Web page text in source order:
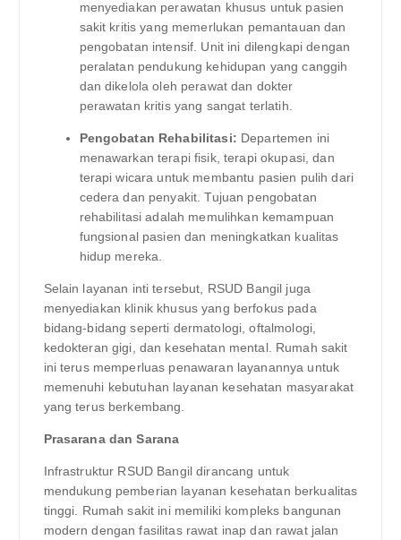
menyediakan perawatan khusus untuk pasien
sakit kritis yang memerlukan pemantauan dan
pengobatan intensif. Unit ini dilengkapi dengan
peralatan pendukung kehidupan yang canggih
dan dikelola oleh perawat dan dokter
perawatan kritis yang sangat terlatih.
Pengobatan Rehabilitasi: Departemen ini
menawarkan terapi fisik, terapi okupasi, dan
terapi wicara untuk membantu pasien pulih dari
cedera dan penyakit. Tujuan pengobatan
rehabilitasi adalah memulihkan kemampuan
fungsional pasien dan meningkatkan kualitas
hidup mereka.
Selain layanan inti tersebut, RSUD Bangil juga
menyediakan klinik khusus yang berfokus pada
bidang-bidang seperti dermatologi, oftalmologi,
kedokteran gigi, dan kesehatan mental. Rumah sakit
ini terus memperluas penawaran layanannya untuk
memenuhi kebutuhan layanan kesehatan masyarakat
yang terus berkembang.
Prasarana dan Sarana
Infrastruktur RSUD Bangil dirancang untuk
mendukung pemberian layanan kesehatan berkualitas
tinggi. Rumah sakit ini memiliki kompleks bangunan
modern dengan fasilitas rawat inap dan rawat jalan